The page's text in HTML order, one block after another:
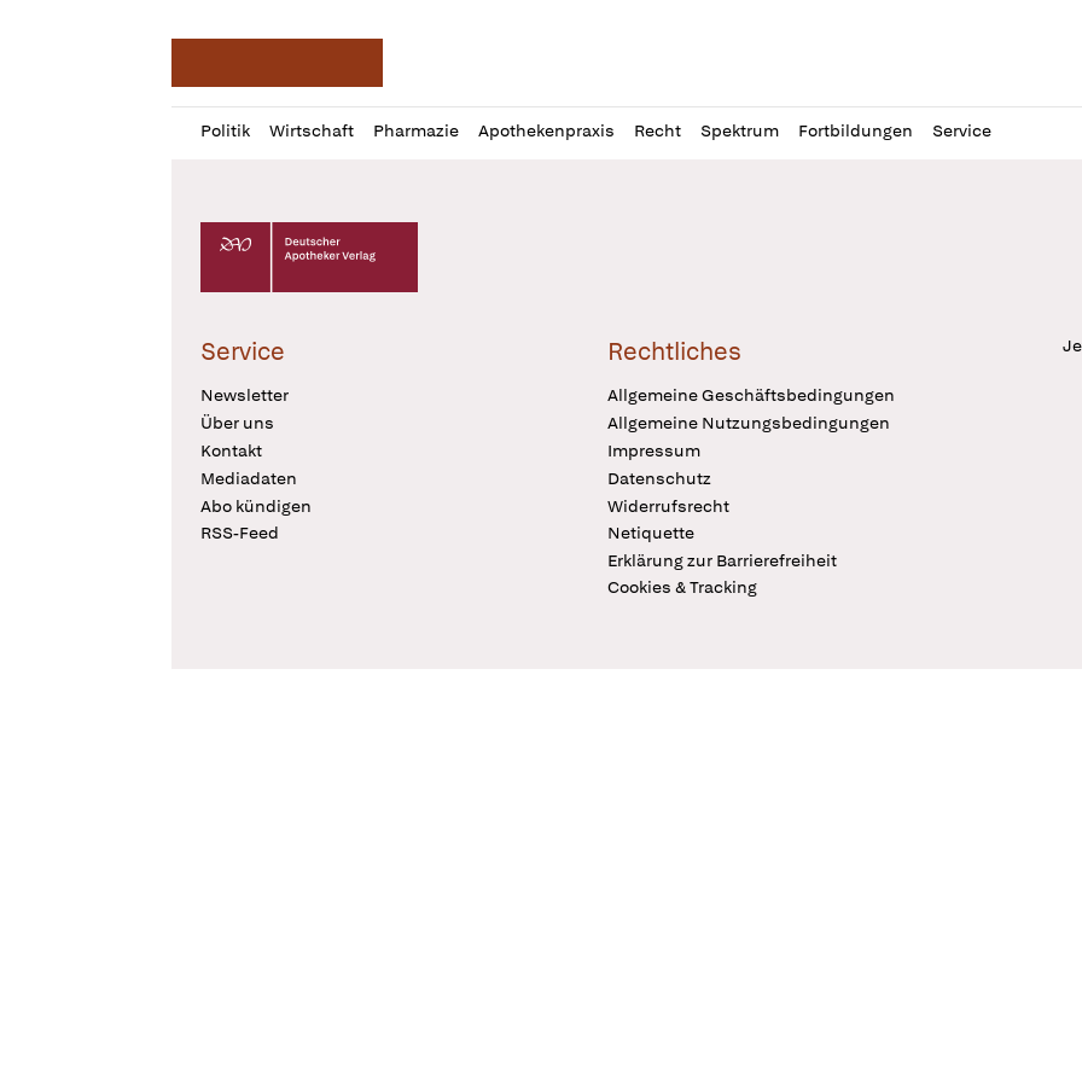
Politik Wirtschaft Pharmazie Apothekenpraxis Recht Spektrum Fortbildungen Service
Profil
öffnen
Daz
Pur
Deutscher Apotheker Verlag Logo
Service
Newsletter
Über uns
Kontakt
Mediadaten
Abo kündigen
RSS-Feed
Rechtliches
Allgemeine Geschäftsbedingungen
Allgemeine Nutzungsbedingungen
Impressum
Datenschutz
Widerrufsrecht
Netiquette
Erklärung zur Barrierefreiheit
Cookies & Tracking